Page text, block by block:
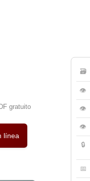
gratuito
línea
🗃
👁
👁
👁
🔒
📅